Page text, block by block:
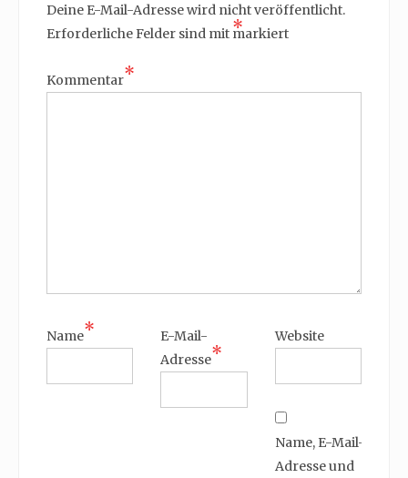
Deine E-Mail-Adresse wird nicht veröffentlicht.
Erforderliche Felder sind mit *
markiert
Kommentar*
Name*
E-Mail-
Adresse*
Website
Name, E-Mail-
Adresse und